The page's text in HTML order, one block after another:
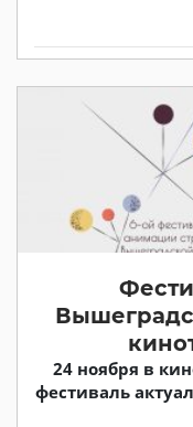
24 ноября в
фестиваль